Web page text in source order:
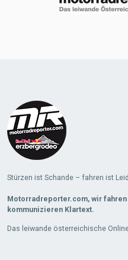
Stürzen ist Schande – fahren ist
Motorradreporter.com, wir
kommunizieren Klartext.
Das leiwande österreichische